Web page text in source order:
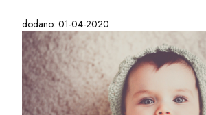
dodano: 01-04-2020